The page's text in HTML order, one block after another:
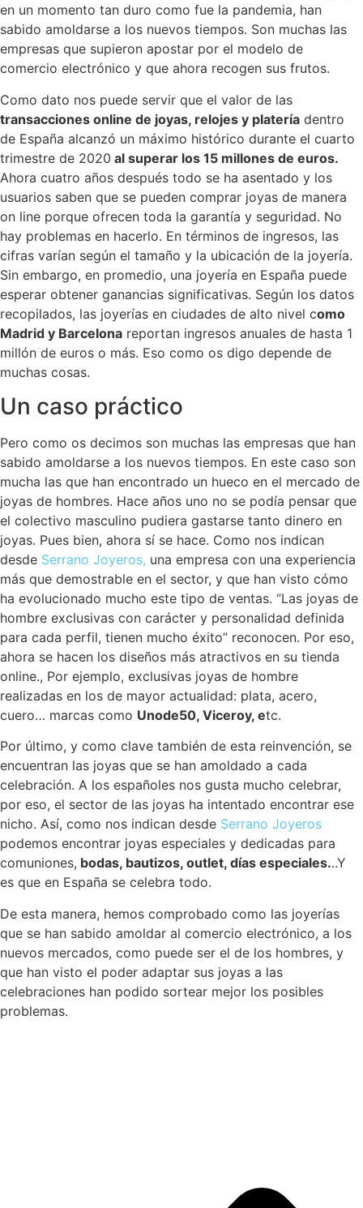
en un momento tan duro como fue la pandemia, han
sabido amoldarse a los nuevos tiempos. Son muchas las
empresas que supieron apostar por el modelo de
comercio electrónico y que ahora recogen sus frutos.
Como dato nos puede servir que el valor de las
transacciones online de joyas, relojes y platería dentro
de España alcanzó un máximo histórico durante el cuarto
trimestre de 2020 al superar los 15 millones de euros.
Ahora cuatro años después todo se ha asentado y los
usuarios saben que se pueden comprar joyas de manera
on line porque ofrecen toda la garantía y seguridad. No
hay problemas en hacerlo. En términos de ingresos, las
cifras varían según el tamaño y la ubicación de la joyería.
Sin embargo, en promedio, una joyería en España puede
esperar obtener ganancias significativas. Según los datos
recopilados, las joyerías en ciudades de alto nivel como
Madrid y Barcelona reportan ingresos anuales de hasta 1
millón de euros o más. Eso como os digo depende de
muchas cosas.
Un caso práctico
Pero como os decimos son muchas las empresas que han
sabido amoldarse a los nuevos tiempos. En este caso son
mucha las que han encontrado un hueco en el mercado de
joyas de hombres. Hace años uno no se podía pensar que
el colectivo masculino pudiera gastarse tanto dinero en
joyas. Pues bien, ahora sí se hace. Como nos indican
desde Serrano Joyeros, una empresa con una experiencia
más que demostrable en el sector, y que han visto cómo
ha evolucionado mucho este tipo de ventas. “Las joyas de
hombre exclusivas con carácter y personalidad definida
para cada perfil, tienen mucho éxito” reconocen. Por eso,
ahora se hacen los diseños más atractivos en su tienda
online., Por ejemplo, exclusivas joyas de hombre
realizadas en los de mayor actualidad: plata, acero,
cuero… marcas como Unode50, Viceroy, etc.
Por último, y como clave también de esta reinvención, se
encuentran las joyas que se han amoldado a cada
celebración. A los españoles nos gusta mucho celebrar,
por eso, el sector de las joyas ha intentado encontrar ese
nicho. Así, como nos indican desde Serrano Joyeros
podemos encontrar joyas especiales y dedicadas para
comuniones, bodas, bautizos, outlet, días especiales...Y
es que en España se celebra todo.
De esta manera, hemos comprobado como las joyerías
que se han sabido amoldar al comercio electrónico, a los
nuevos mercados, como puede ser el de los hombres, y
que han visto el poder adaptar sus joyas a las
celebraciones han podido sortear mejor los posibles
problemas.